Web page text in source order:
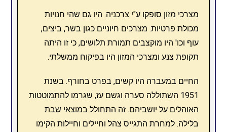
מצרכי מזון סופקו ע"י צרכניה. היו גם שהי חנויות
מכולת פרטיות. מצרכים חיוניים כגון בשר, ביצים,
עוף וכו' היו מוקצבים תמורת תלושים, כי זו היתה
תקופת צנע ומצרכי המזון היו בפיקוח ממשלתי.
החיים במעברה היו קשים, בפרט בחורף. בשנת
1951 השתוללה סערה וגשם עז, שגרמו להתמוטטות
האוהלים על יושביהם. זה התחולל במוצאי שבת
בלילה. למחרת התגייס צהל וחיילים וחיילות הקימו